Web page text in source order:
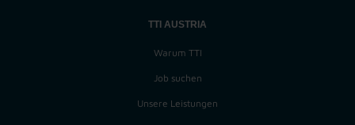
TTI AUSTRIA
Warum TTI
Job suchen
Unsere Leistungen